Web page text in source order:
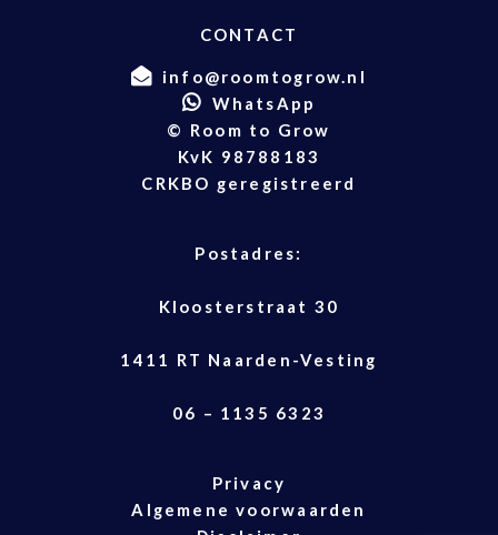
CONTACT
info@roomtogrow.nl
WhatsApp
© Room to Grow
KvK 98788183
CRKBO geregistreerd
Postadres:
Kloosterstraat 30
1411 RT Naarden-Vesting
06 – 1135 6323
Privacy
Algemene voorwaarden